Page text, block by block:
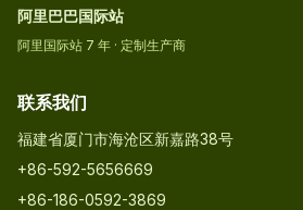
阿里巴巴国际站
阿里国际站 7 年 · 定制生产商
联系我们
福建省厦门市海沧区新嘉路38号
+86-592-5656669
+86-186-0592-3869